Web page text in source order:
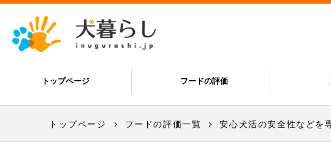
トップページ フードの評価
トップページ フードの評価一覧 安心犬活の安全性などを